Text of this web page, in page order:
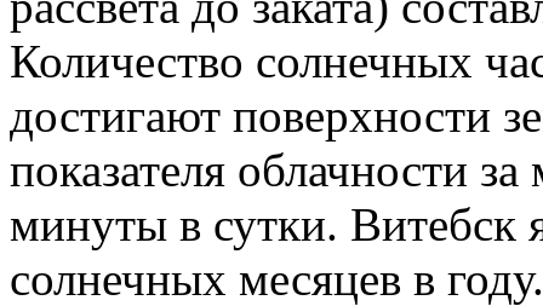
Количество солнечных
достигают поверхности
показателя облачности
минуты в сутки. Витебск
солнечных месяцев в году.